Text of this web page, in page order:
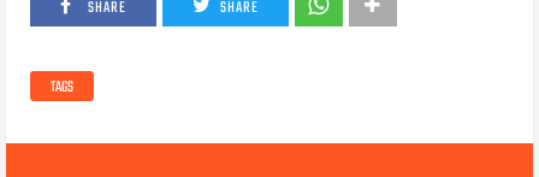
SHARE SHARE
TAGS